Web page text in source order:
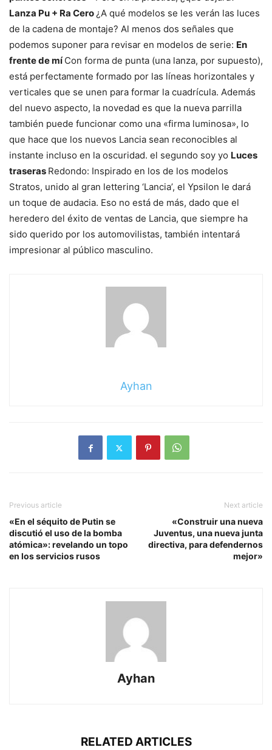
Lanza Pu + Ra Cero¿A qué modelos se les verán las luces
de la cadena de montaje? Al menos dos señales que
podemos suponer para revisar en modelos de serie: En
frente de míCon forma de punta (una lanza, por supuesto),
está perfectamente formado por las líneas horizontales y
verticales que se unen para formar la cuadrícula. Además
del nuevo aspecto, la novedad es que la nueva parrilla
también puede funcionar como una «firma luminosa», lo
que hace que los nuevos Lancia sean reconocibles al
instante incluso en la oscuridad. el segundo soy yo Luces
traseras Redondo: Inspirado en los de los modelos
Stratos, unido al gran lettering ‘Lancia’, el Ypsilon le dará
un toque de audacia. Eso no está de más, dado que el
heredero del éxito de ventas de Lancia, que siempre ha
sido querido por los automovilistas, también intentará
impresionar al público masculino.
Ayhan
Previous article
«En el séquito de Putin se
discutió el uso de la bomba
atómica»: revelando un topo
en los servicios rusos
Next article
«Construir una nueva
Juventus, una nueva junta
directiva, para defendernos
mejor»
Ayhan
RELATED ARTICLES